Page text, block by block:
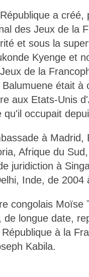
a créé,
des Jeux de la
et sous la
Kyenge et
de la
était à
aux Etats-Unis
occupait
à
Afrique du
juridiction à
Inde, de 2004
congolais Moïse
de longue date,
à la
Kabila.